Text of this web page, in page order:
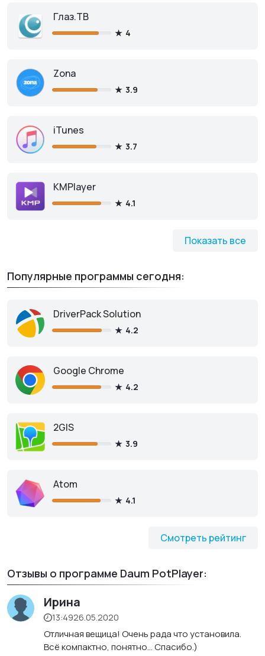
Показать все
Глаз.ТВ
4
Zona
3.9
iTunes
3.7
KMPlayer
4.1
Популярные программы сегодня:
Смотреть рейтинг
DriverPack Solution
4.2
Google Chrome
4.2
2GIS
3.9
Atom
4.1
Отзывы о программе Daum PotPlayer:
Ирина
13:4926.05.2020
Отличная вещица! Очень рада что установила.
Всё компактно, понятно... Спасибо.)